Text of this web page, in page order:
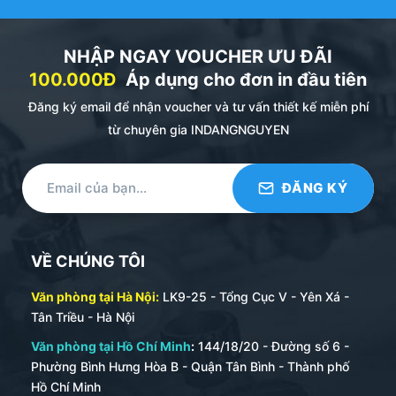
Da Dê (Goatskin): Mềm mại, dẻo dai và có trọng
lượng nhẹ hơn da bò. Vân da dê thường nhỏ và
có độ nhăn tự nhiên, tạo nên vẻ đẹp tinh tế và
thanh lịch. Da dê cũng có khả năng chống thấm
Các Loại Da Khác:
Ngoài ra, còn có da cừu (mềm
mại, mỏng), da đà điểu (với các nốt chân lông
tính riêng.
thô sơ thành vật liệu bền đẹp và hữu dụng, quy trình
thuộc da truyền thống (sử dụng tannin từ thực vật)
và hiện đại (sử dụng muối crom) đều đòi hỏi sự
NHẬP NGAY VOUCHER ƯU ĐÃI
100.000Đ Áp dụng cho đơn in đầu tiên
Đăng ký email để nhận voucher và tư vấn thiết kế miễn phí
từ chuyên gia INDANGNGUYEN
VỀ CHÚNG TÔI
Văn phòng tại Hà Nội: LK9-25 - Tổng Cục V - Yên Xá -
Tân Triều - Hà Nội
Văn phòng tại Hồ Chí Minh: 144/18/20 - Đường số 6 -
Phường Bình Hưng Hòa B - Quận Tân Bình - Thành phố
Hồ Chí Minh